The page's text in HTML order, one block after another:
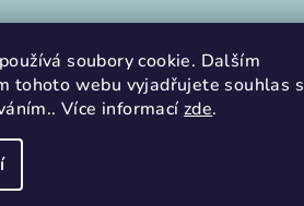
soubory cookie. Dalším
tohoto webu vyjadřujete souhlas s
Více informací zde.